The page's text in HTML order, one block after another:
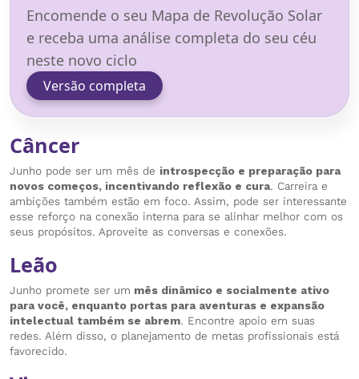
Encomende o seu Mapa de Revolução Solar
e receba uma análise completa do seu céu
neste novo ciclo
Versão completa
Câncer
Junho pode ser um mês de introspecção e preparação para
novos começos, incentivando reflexão e cura. Carreira e
ambições também estão em foco. Assim, pode ser interessante
esse reforço na conexão interna para se alinhar melhor com os
seus propósitos. Aproveite as conversas e conexões.
Leão
Junho promete ser um mês dinâmico e socialmente ativo
para você, enquanto portas para aventuras e expansão
intelectual também se abrem. Encontre apoio em suas
redes. Além disso, o planejamento de metas profissionais está
favorecido.